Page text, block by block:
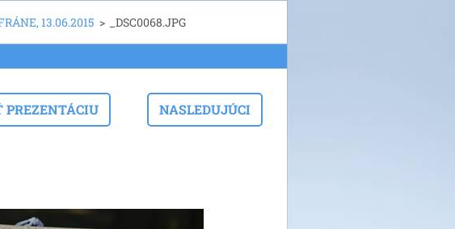
13.06.2015 > _DSC0068.JPG
PREZENTÁCIU NASLEDUJÚCI